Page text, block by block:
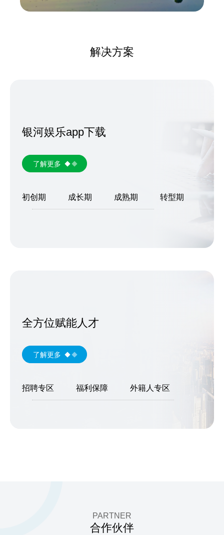
解决方案
银河娱乐app下载
了解更多
初创期 成长期 成熟期 转型期
全方位赋能人才
了解更多
招聘专区 福利保障 外籍人专区
PARTNER
合作伙伴